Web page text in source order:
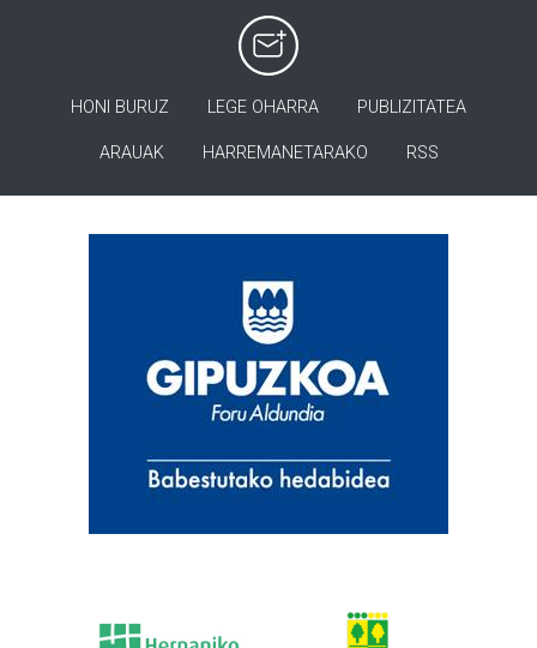
HONI BURUZ LEGE OHARRA PUBLIZITATEA
ARAUAK HARREMANETARAKO RSS